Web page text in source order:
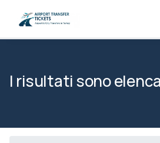
I risultati sono